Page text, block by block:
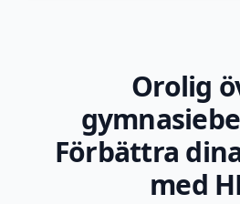
Orolig
Förbättra
med